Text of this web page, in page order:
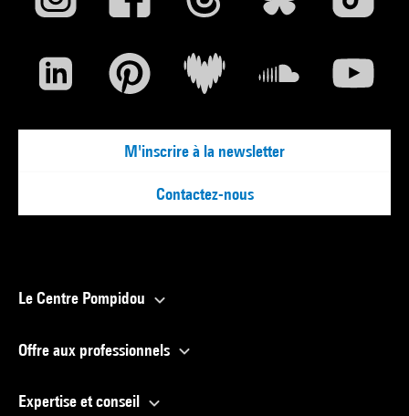
M'inscrire à la newsletter
Contactez-nous
Le Centre Pompidou
Offre aux professionnels
Expertise et conseil